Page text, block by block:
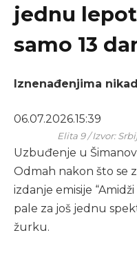
jednu
samo 13
Iznenađenjima
06.07.2026.15:39
Elita 9 / Izvor:
Uzbuđenje u
Odmah nakon što se
izdanje emisije
pale za još jednu
žurku.